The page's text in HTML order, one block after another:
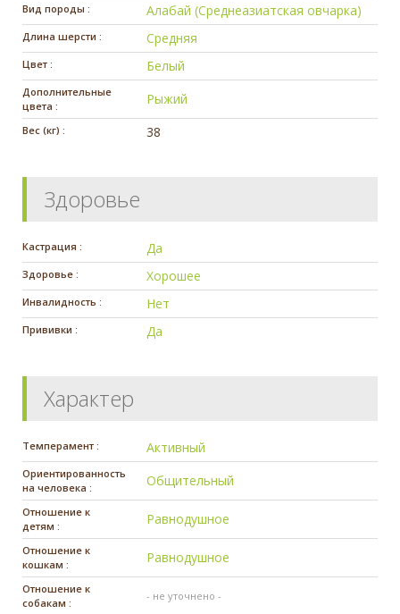
Вид породы : Алабай (Среднеазиатская овчарка)
Длина шерсти : Средняя
Цвет : Белый
Дополнительные
цвета :
Рыжий
Вес (кг) : 38
Здоровье
Кастрация : Да
Здоровье : Хорошее
Инвалидность : Нет
Прививки : Да
Характер
Темперамент : Активный
Ориентированность
на человека :
Общительный
Отношение к
детям :
Равнодушное
Отношение к
кошкам :
Равнодушное
Отношение к
собакам :
- не уточнено -